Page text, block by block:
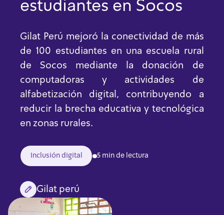
estudiantes en Socos
Gilat Perú mejoró la conectividad de más
de 100 estudiantes en una escuela rural
de Socos mediante la donación de
computadoras y actividades de
alfabetización digital, contribuyendo a
reducir la brecha educativa y tecnológica
en zonas rurales.
Inclusión digital 5 min de lectura
Gilat perú